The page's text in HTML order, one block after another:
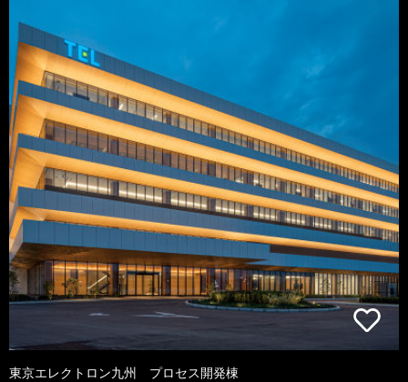
東京エレクトロン九州 プロセス開発棟